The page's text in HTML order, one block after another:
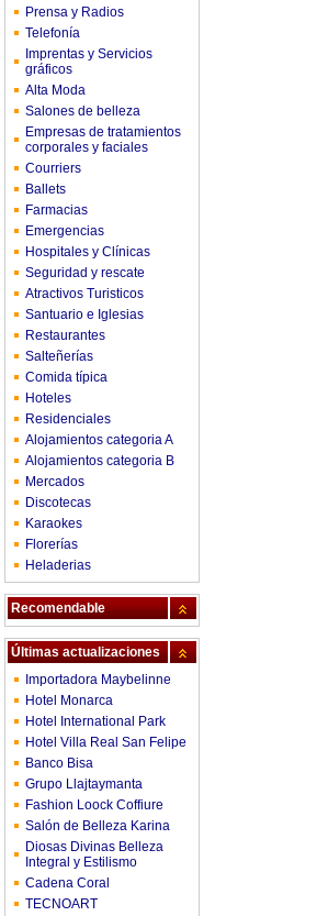
Prensa y Radios
Telefonía
Imprentas y Servicios
gráficos
Alta Moda
Salones de belleza
Empresas de tratamientos
corporales y faciales
Courriers
Ballets
Farmacias
Emergencias
Hospitales y Clínicas
Seguridad y rescate
Atractivos Turisticos
Santuario e Iglesias
Restaurantes
Salteñerías
Comida típica
Hoteles
Residenciales
Alojamientos categoria A
Alojamientos categoria B
Mercados
Discotecas
Karaokes
Florerías
Heladerias
Recomendable
Últimas actualizaciones
Importadora Maybelinne
Hotel Monarca
Hotel International Park
Hotel Villa Real San Felipe
Banco Bisa
Grupo Llajtaymanta
Fashion Loock Coffiure
Salón de Belleza Karina
Diosas Divinas Belleza
Integral y Estilismo
Cadena Coral
TECNOART